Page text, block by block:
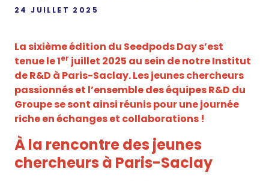
24 JUILLET 2025
La sixième édition du Seedpods Day s’est
tenue le 1er juillet 2025 au sein de notre Institut
de R&D à Paris-Saclay. Les jeunes chercheurs
passionnés et l’ensemble des équipes R&D du
Groupe se sont ainsi réunis pour une journée
riche en échanges et collaborations !
À la rencontre des jeunes
chercheurs à Paris-Saclay